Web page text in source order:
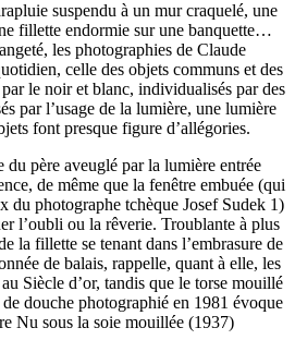
suspendu à un mur craquelé, une
fillette endormie sur une banquette…
les photographies de Claude
celle des objets communs et des
le noir et blanc, individualisés par des
par l’usage de la lumière, une lumière
font presque figure d’allégories.
père aveuglé par la lumière entrée
de même que la fenêtre embuée (qui
du photographe tchèque Josef Sudek 1)
l’oubli ou la rêverie. Troublante à plus
la fillette se tenant dans l’embrasure de
de balais, rappelle, quant à elle, les
Siècle d’or, tandis que le torse mouillé
douche photographié en 1981 évoque
Nu sous la soie mouillée (1937)